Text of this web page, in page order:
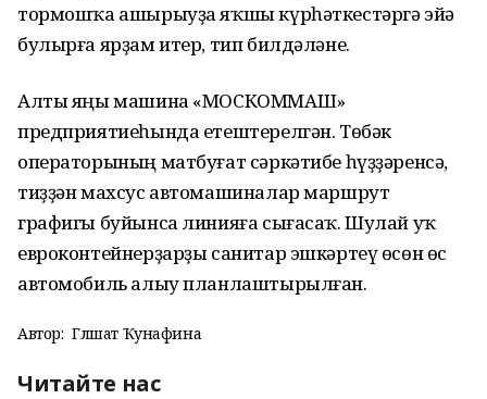
тормошҡа ашырыуҙа яҡшы күрһәткестәргә эйә
булырға ярҙам итер, тип билдәләне.
Алты яңы машина «МОСКОММАШ»
предприятиеһында етештерелгән. Төбәк
операторының матбуғат сәркәтибе һүҙҙәренсә,
тиҙҙән махсус автомашиналар маршрут
графигы буйынса линияға сығасаҡ. Шулай уҡ
евроконтейнерҙарҙы санитар эшкәртеү өсөн өс
автомобиль алыу планлаштырылған.
Автор: Гөлшат Ҡунафина
Читайте нас